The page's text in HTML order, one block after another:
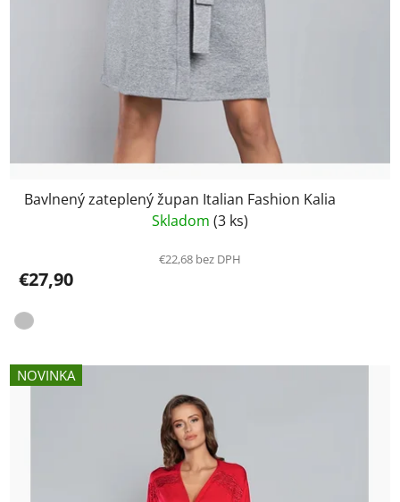
Bavlnený zateplený župan Italian Fashion Kalia
Skladom (3 ks)
€22,68 bez DPH
€27,90
NOVINKA